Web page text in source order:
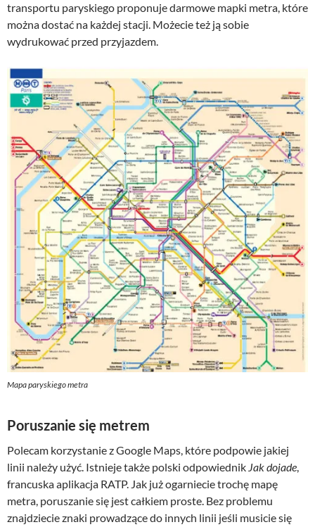
transportu paryskiego proponuje darmowe mapki metra, które
można dostać na każdej stacji. Możecie też ją sobie
wydrukować przed przyjazdem.
Mapa paryskiego metra
Poruszanie się metrem
Polecam korzystanie z Google Maps, które podpowie jakiej
linii należy użyć. Istnieje także polski odpowiednik Jak dojade,
francuska aplikacja RATP. Jak już ogarniecie trochę mapę
metra, poruszanie się jest całkiem proste. Bez problemu
znajdziecie znaki prowadzące do innych linii jeśli musicie się